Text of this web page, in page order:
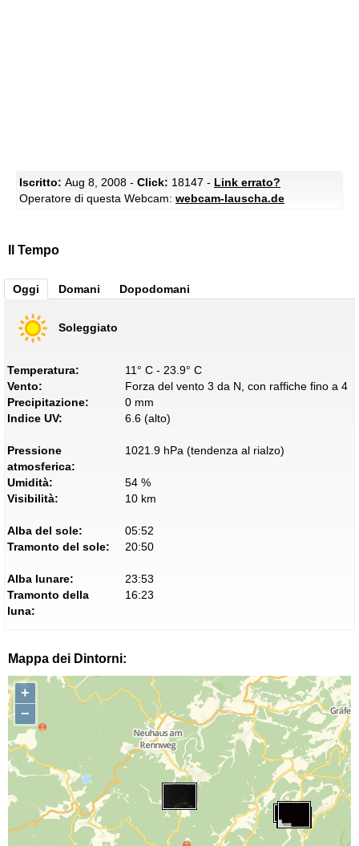
Iscritto: Aug 8, 2008 - Click: 18147 - Link errato?
Operatore di questa Webcam: webcam-lauscha.de
Il Tempo
Oggi Domani Dopodomani
Soleggiato
Temperatura:
11° C - 23.9° C
Vento:
Forza del vento 3 da N, con raffiche fino a 4
Precipitazione:
0 mm
Indice UV:
6.6 (alto)
Pressione
atmosferica:
1021.9 hPa (tendenza al rialzo)
Umidità:
54 %
Visibilità:
10 km
Alba del sole:
05:52
Tramonto del sole:
20:50
Alba lunare:
23:53
Tramonto della
luna:
16:23
Mappa dei Dintorni:
+
−